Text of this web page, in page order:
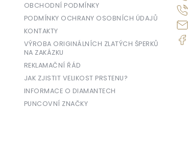
OBCHODNÍ PODMÍNKY
PODMÍNKY OCHRANY OSOBNÍCH ÚDAJŮ
KONTAKTY
VÝROBA ORIGINÁLNÍCH ZLATÝCH ŠPERKŮ
NA ZAKÁZKU
REKLAMAČNÍ ŘÁD
JAK ZJISTIT VELIKOST PRSTENU?
INFORMACE O DIAMANTECH
PUNCOVNÍ ZNAČKY